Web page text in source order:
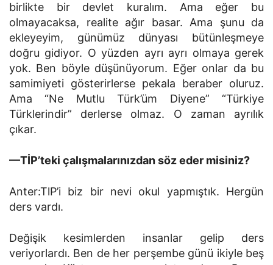
birlikte bir devlet kuralım. Ama eğer bu
olmayacaksa, realite ağır basar. Ama şunu da
ekleyeyim, günümüz dünyası bütünleşmeye
doğru gidiyor. O yüzden ayrı ayrı olmaya gerek
yok. Ben böyle düşünüyorum. Eğer onlar da bu
samimiyeti gösterirlerse pekala beraber oluruz.
Ama “Ne Mutlu Türk’üm Diyene” “Türkiye
Türklerindir” derlerse olmaz. O zaman ayrılık
çıkar.
—TİP’teki çalışmalarınızdan söz eder misiniz?
Anter:TlP’i biz bir nevi okul yapmıştık. Hergün
ders vardı.
Değişik kesimlerden insanlar gelip ders
veriyorlardı. Ben de her perşembe günü ikiyle beş